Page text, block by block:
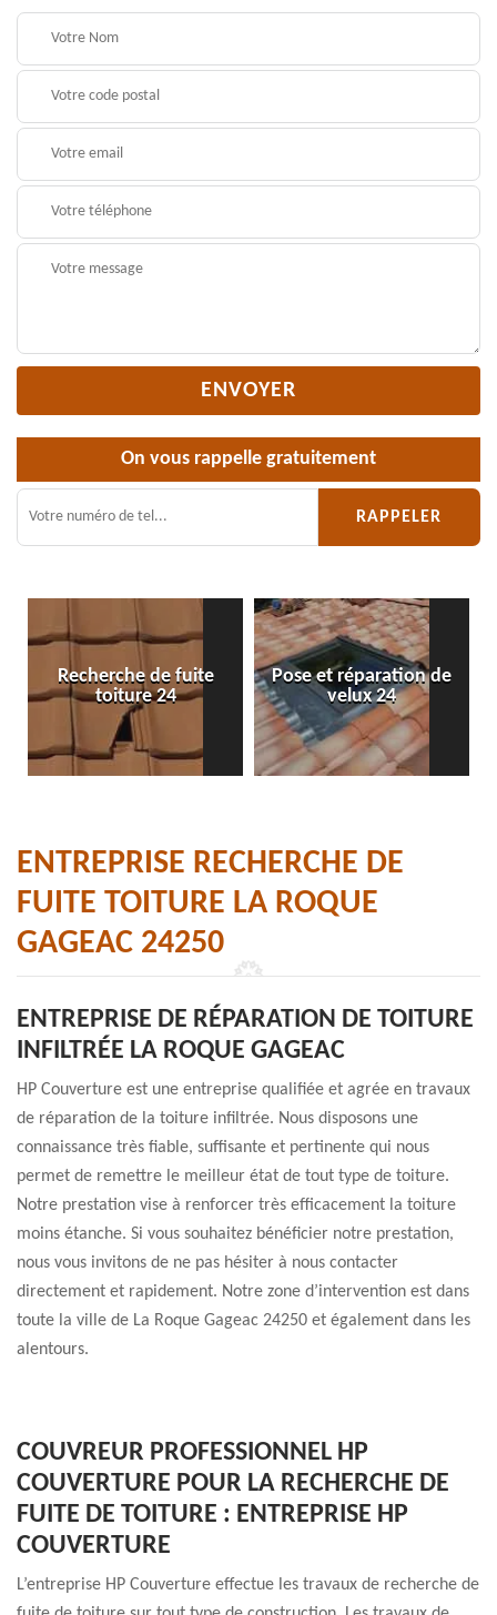
On vous rappelle gratuitement
Recherche de fuite
toiture 24
Pose et réparation de
velux 24
ENTREPRISE RECHERCHE DE
FUITE TOITURE LA ROQUE
GAGEAC 24250
ENTREPRISE DE RÉPARATION DE TOITURE
INFILTRÉE LA ROQUE GAGEAC
HP Couverture est une entreprise qualifiée et agrée en travaux
de réparation de la toiture infiltrée. Nous disposons une
connaissance très fiable, suffisante et pertinente qui nous
permet de remettre le meilleur état de tout type de toiture.
Notre prestation vise à renforcer très efficacement la toiture
moins étanche. Si vous souhaitez bénéficier notre prestation,
nous vous invitons de ne pas hésiter à nous contacter
directement et rapidement. Notre zone d’intervention est dans
toute la ville de La Roque Gageac 24250 et également dans les
alentours.
COUVREUR PROFESSIONNEL HP
COUVERTURE POUR LA RECHERCHE DE
FUITE DE TOITURE : ENTREPRISE HP
COUVERTURE
L’entreprise HP Couverture effectue les travaux de recherche de